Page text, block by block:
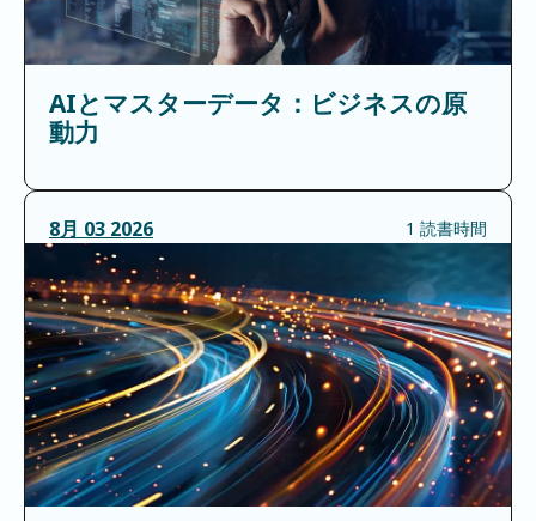
AIとマスターデータ：ビジネスの原
動力
8月 03 2026 1 読書時間